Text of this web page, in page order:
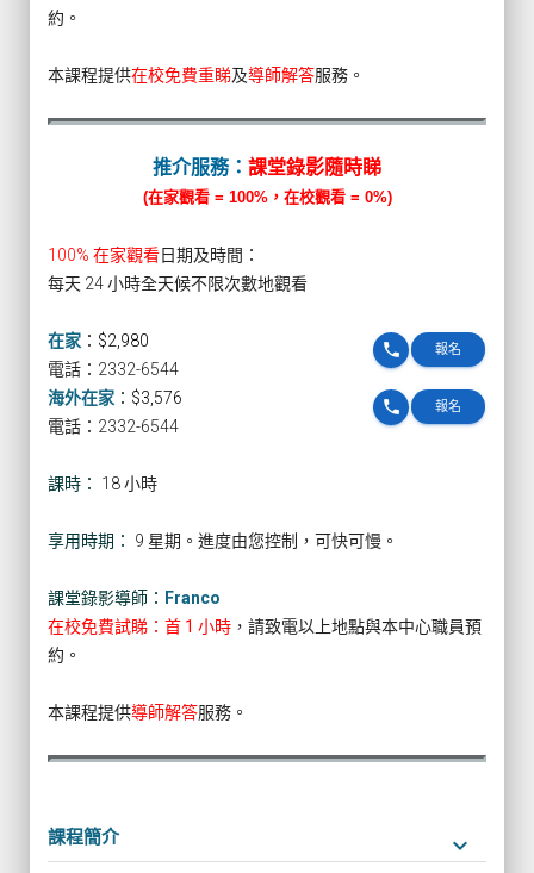
約。
本課程提供在校免費重睇及導師解答服務。
推介服務： 課堂錄影隨時睇
(在家觀看 = 100%，在校觀看 = 0%)
100% 在家觀看日期及時間：
每天 24 小時全天候不限次數地觀看
在家 ： $2,980 報名
phone
電話：2332-6544
海外在家 ： $3,576 報名
phone
電話：2332-6544
課時： 18 小時
享用時期： 9 星期。進度由您控制，可快可慢。
課堂錄影導師： Franco
在校免費試睇：首 1 小時 ，請致電以上地點與本中心職員預
約。
本課程提供導師解答服務。
課程簡介 keyboard_arrow_down